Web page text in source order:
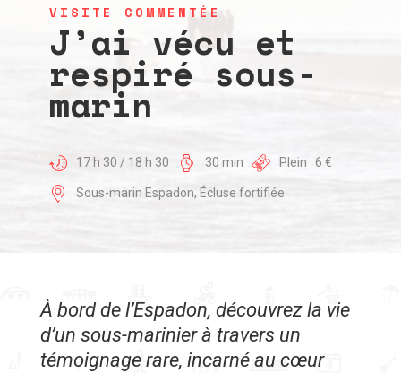
VISITE COMMENTÉE
J’ai vécu et
respiré sous-
marin
17 h 30 / 18 h 30 30 min Plein : 6 €
Sous-marin Espadon, Écluse fortifiée
À bord de l’Espadon, découvrez la vie
d’un sous-marinier à travers un
témoignage rare, incarné au cœur